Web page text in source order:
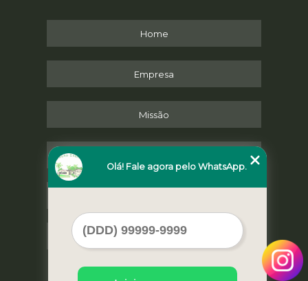
Home
Empresa
Missão
Mapa do site
Olá! Fale agora pelo WhatsApp.